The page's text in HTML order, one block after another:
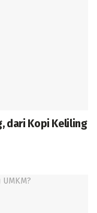
dari Kopi Keliling